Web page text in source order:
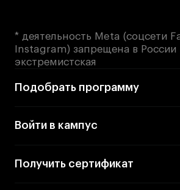
* деятельность Meta (соцсети
Instagram) запрещена в России
экстремистская
Подобрать программу
Войти в кампус
Получить сертификат